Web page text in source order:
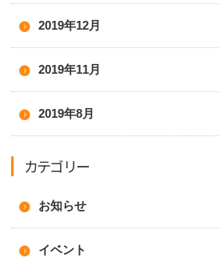
2019年12月
2019年11月
2019年8月
カテゴリー
お知らせ
イベント